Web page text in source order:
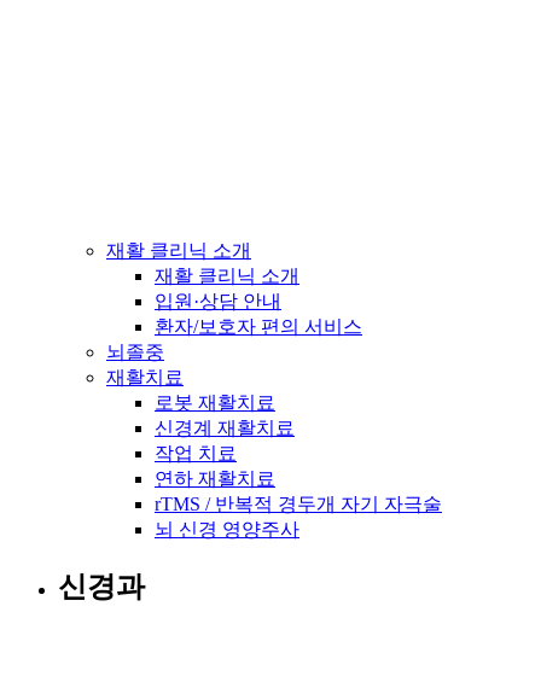
재활 클리닉 소개
재활 클리닉 소개
입원·상담 안내
환자/보호자 편의 서비스
뇌졸중
재활치료
로봇 재활치료
신경계 재활치료
작업 치료
연하 재활치료
rTMS / 반복적 경두개 자기 자극술
뇌 신경 영양주사
신경과